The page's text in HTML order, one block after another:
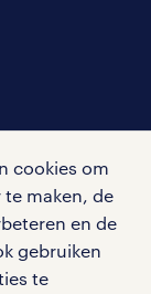
cookies om
maken, de
en de
gebruiken
te